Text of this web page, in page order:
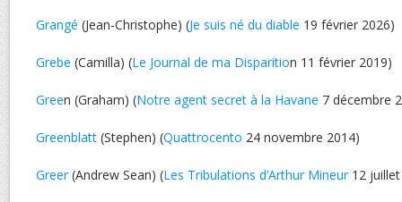
Grangé (Jean-Christophe) (Je suis né du diable 19 février 2026)
Grebe (Camilla) (Le Journal de ma Disparition 11 février 2019)
Green (Graham) (Notre agent secret à la Havane 7 décembre
Greenblatt (Stephen) (Quattrocento 24 novembre 2014)
Greer(Andrew Sean) (Les Tribulations d’Arthur Mineur12 juillet